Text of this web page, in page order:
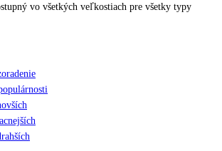
vo všetkých veľkostiach pre všetky typy